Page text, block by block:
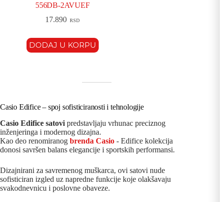
556DB-2AVUEF
17.890 RSD
DODAJ U KORPU
Casio Edifice – spoj sofisticiranosti i tehnologije
Casio Edifice satovi predstavljaju vrhunac preciznog
inženjeringa i modernog dizajna.
Kao deo renomiranog brenda Casio - Edifice kolekcija
donosi savršen balans elegancije i sportskih performansi.
Dizajnirani za savremenog muškarca, ovi satovi nude
sofisticiran izgled uz napredne funkcije koje olakšavaju
svakodnevnicu i poslovne obaveze.